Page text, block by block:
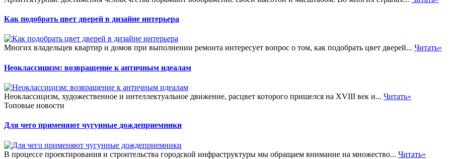
Как подобрать цвет дверей в дизайне интерьера
Многих владельцев квартир и домов при выполнении ремонта интересует вопрос о том, как подобрать цвет дверей... Читать»
Неоклассицизм: возвращение к античным идеалам
Неоклассицизм, художественное и интеллектуальное движение, расцвет которого пришелся на XVIII век и... Читать»
Топовые новости
Для чего применяют чугунные дождеприемники
В процессе проектирования и строительства городской инфраструктуры мы обращаем внимание на множество... Читать»